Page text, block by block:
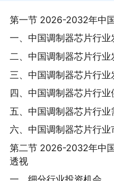
第一节 2026-2032年中
一、中国调制器芯片行业
二、中国调制器芯片行
三、中国调制器芯片行业
四、中国调制器芯片行业
五、中国调制器芯片行业
六、中国调制器芯片行业
第二节 2026-2032年中
透视